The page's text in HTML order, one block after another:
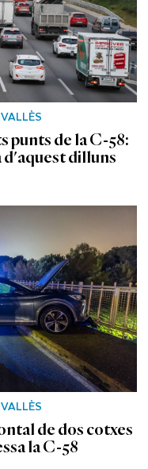
punts de la C-58:
d'aquest dilluns
de dos cotxes
la C-58